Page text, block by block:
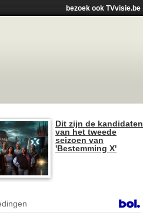
bezoek ook TVvisie.be
Dit zijn de kandidaten
van het tweede
seizoen van
'Bestemming X'